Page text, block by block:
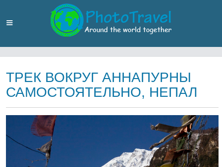
ТРЕК ВОКРУГ АННАПУРНЫ
САМОСТОЯТЕЛЬНО, НЕПАЛ